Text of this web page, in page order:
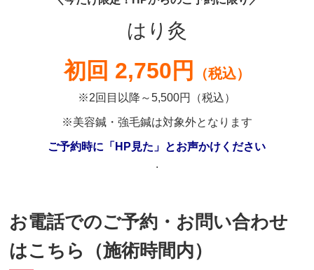
はり灸
初回 2,750円 （税込）
※2回目以降～5,500円（税込）
※美容鍼・強毛鍼は対象外となります
ご予約時に「HP見た」とお声かけください
.
お電話でのご予約・お問い合わせ
はこちら（施術時間内）